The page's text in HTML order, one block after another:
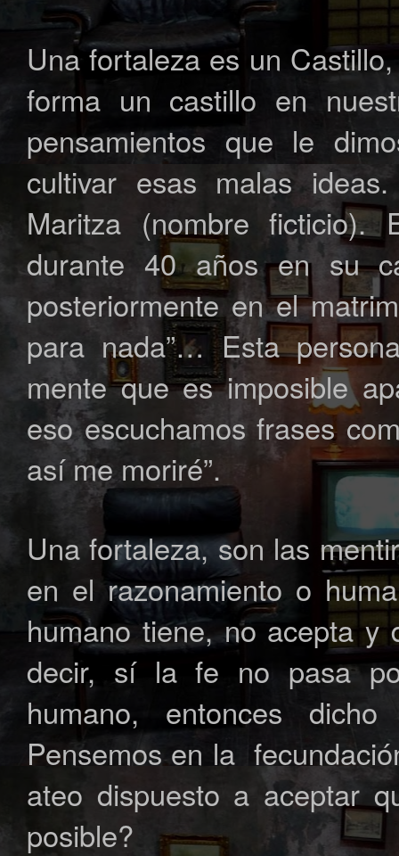
Una fortaleza es un
forma un castillo en
pensamientos que le
cultivar esas malas
Maritza (nombre
durante 40 años en su
posteriormente en el
para nada”… Esta
mente que es imposible
eso escuchamos frases
así me moriré”.
Una fortaleza, son las
en el razonamiento o
humano tiene, no acepta
decir, sí la fe no pasa
humano, entonces
Pensemos en la
ateo dispuesto a aceptar
posible?